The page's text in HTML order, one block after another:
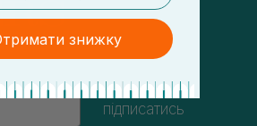
та отримуй
підписатись
знижку